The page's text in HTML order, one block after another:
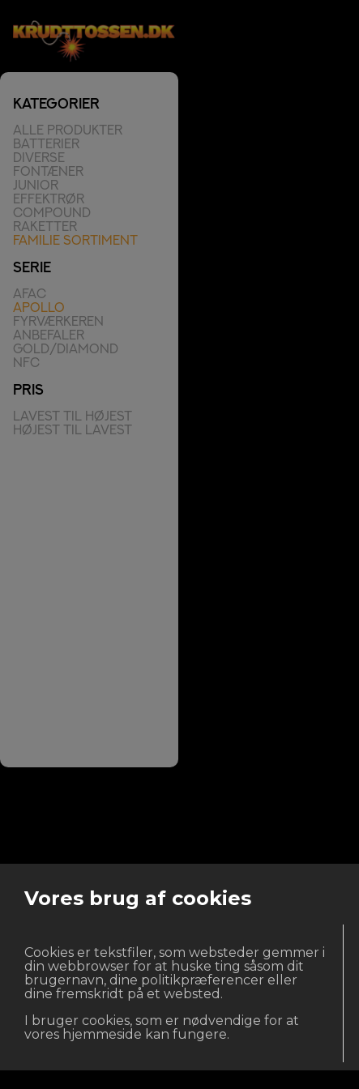
KATEGORIER
Alle Produkter
Batterier
Diverse
Fontæner
Junior
Effektrør
Compound
Raketter
Familie Sortiment
SERIE
AFAC
Apollo
Fyrværkeren
Anbefaler
Gold/Diamond
NFC
PRIS
Lavest til højest
Højest til lavest
Vores brug af cookies
Cookies er tekstfiler, som websteder gemmer i
din webbrowser for at huske ting såsom dit
brugernavn, dine politikpræferencer eller
dine fremskridt på et websted.
I bruger cookies, som er nødvendige for at
vores hjemmeside kan fungere.